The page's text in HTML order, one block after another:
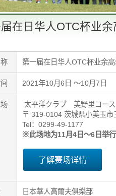
在日华人OTC杯业
第一届在日华人OTC杯业余
2021年10月6日 〜10月7日
太平洋クラブ 美野里コース
〒 319-0104 茨城県小美玉市
Tel：0299-49-1177
※此场地为11月4日～6日举
了解赛场详情
日本華人高爾夫俱樂部